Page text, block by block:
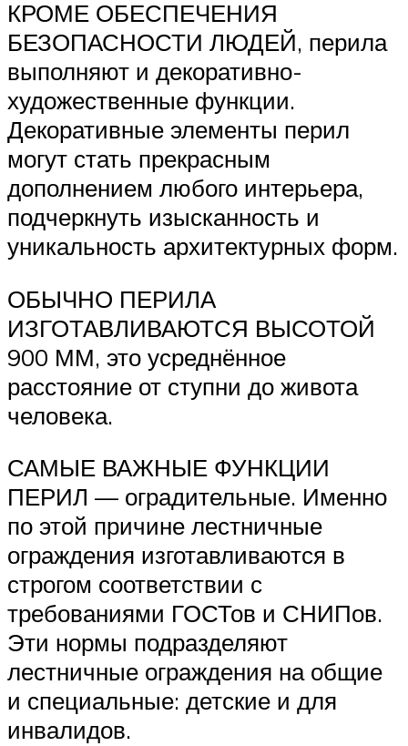
КРОМЕ ОБЕСПЕЧЕНИЯ
БЕЗОПАСНОСТИ ЛЮДЕЙ, перила
выполняют и декоративно-
художественные функции.
Декоративные элементы перил
могут стать прекрасным
дополнением любого интерьера,
подчеркнуть изысканность и
уникальность архитектурных форм.
ОБЫЧНО ПЕРИЛА
ИЗГОТАВЛИВАЮТСЯ ВЫСОТОЙ
900 ММ, это усреднённое
расстояние от ступни до живота
человека.
САМЫЕ ВАЖНЫЕ ФУНКЦИИ
ПЕРИЛ — оградительные. Именно
по этой причине лестничные
ограждения изготавливаются в
строгом соответствии с
требованиями ГОСТов и СНИПов.
Эти нормы подразделяют
лестничные ограждения на общие
и специальные: детские и для
инвалидов.